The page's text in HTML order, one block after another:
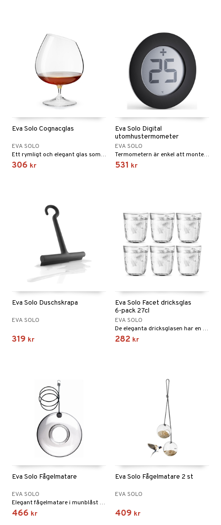
Eva Solo Cognacglas
EVA SOLO
Ett rymligt och elegant glas som lyfter fram konjakens tydliga karaktär. Glaset är tunt och dekorativt.
306 kr
Eva Solo Digital
utomhustermometer
EVA SOLO
Termometern är enkel att montera på fönsterrutans utsida. Den är också smidig att ta bort vid fönstertvätt eller batteribyte.
531 kr
Eva Solo Duschskrapa
EVA SOLO
319 kr
Eva Solo Facet dricksglas
6-pack 27cl
EVA SOLO
De eleganta dricksglasen har en klassisk design som passar både till vardags och fest.
282 kr
Eva Solo Fågelmatare
EVA SOLO
Elegant fågelmatare i munblåst glas
466 kr
Eva Solo Fågelmatare 2 st
EVA SOLO
409 kr